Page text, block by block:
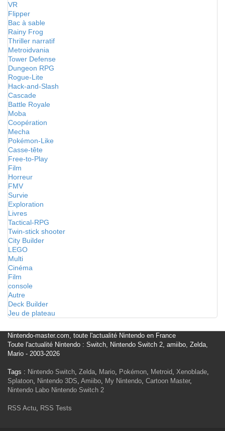
VR
Flipper
Bac à sable
Rainy Frog
Thriller narratif
Metroidvania
Tower Defense
Dungeon RPG
Rogue-Lite
Hack-and-Slash
Cascade
Battle Royale
Moba
Coopération
Mecha
Pokémon-Like
Casse-tête
Free-to-Play
Film
Horreur
FMV
Survie
Exploration
Livres
Tactical-RPG
Twin-stick shooter
City Builder
LEGO
Multi
Cinéma
Film
console
Autre
Deck Builder
Jeu de plateau
Nintendo-master.com, toute l'actualité Nintendo en France
Toute l'actualité Nintendo : Switch, Nintendo Switch 2, amiibo, Zelda,
Mario - 2003-2026
Tags : Nintendo Switch, Zelda, Mario, Pokémon, Metroid, Xenoblade,
Splatoon, Nintendo 3DS, Amiibo, My Nintendo, Cartoon Master,
Nintendo Labo Nintendo Switch 2
RSS Actu, RSS Tests